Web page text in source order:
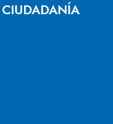
CIUDADANÍA